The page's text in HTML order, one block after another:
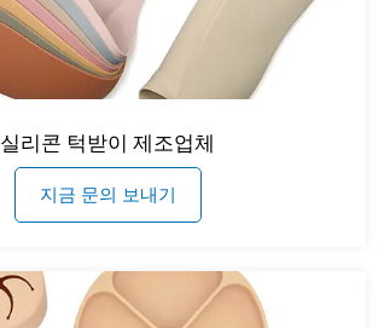
실리콘 턱받이 제조업체
지금 문의 보내기